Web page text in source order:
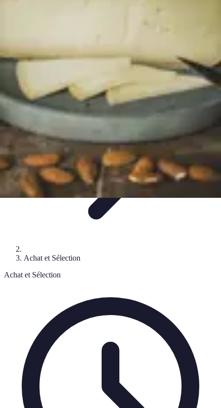
Poissons Frais
Achat et Sélection
Achat et Sélection